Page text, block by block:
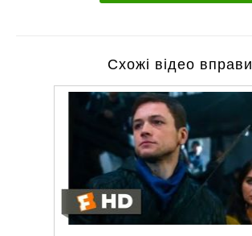
Схожі відео вправи